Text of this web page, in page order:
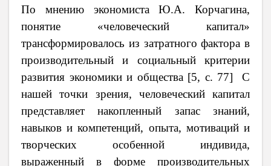
По мнению экономиста Ю.А. Корчагина,
понятие «человеческий капитал»
трансформировалось из затратного фактора в
производительный и социальный критерии
развития экономики и общества [5, с. 77]
С
нашей точки зрения, человеческий капитал
представляет накопленный запас знаний,
навыков и компетенций, опыта, мотиваций и
творческих особенной индивида,
выраженный в форме производительных